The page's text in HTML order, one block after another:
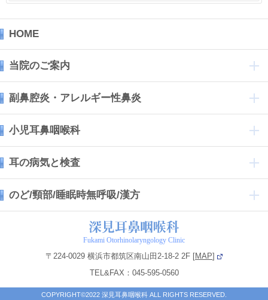
HOME
当院のご案内
副鼻腔炎・アレルギー性鼻炎
小児耳鼻咽喉科
耳の病気と検査
のど/頸部/睡眠時無呼吸/漢方
Fukami Otorhinolaryngology Clinic
〒224-0029 横浜市都筑区南山田2-18-2 2F [MAP]
TEL&FAX：045-595-0560
COPYRIGHT©2022 深見耳鼻咽喉科 ALL RIGHTS RESERVED.